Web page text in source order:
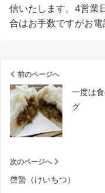
信いたします。4営業
合はお手数ですがお
前のページへ
一度は
グ
次のページへ
啓蟄（けいちつ）